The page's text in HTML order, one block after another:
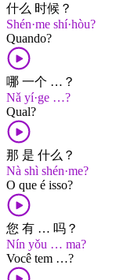
什么 时候？
Shén·me shí·hòu?
Quando?
哪 一个 …？
Nǎ yí·ge …?
Qual?
那 是 什么？
Nà shì shén·me?
O que é isso?
您 有 … 吗？
Nín yǒu … ma?
Você tem …?